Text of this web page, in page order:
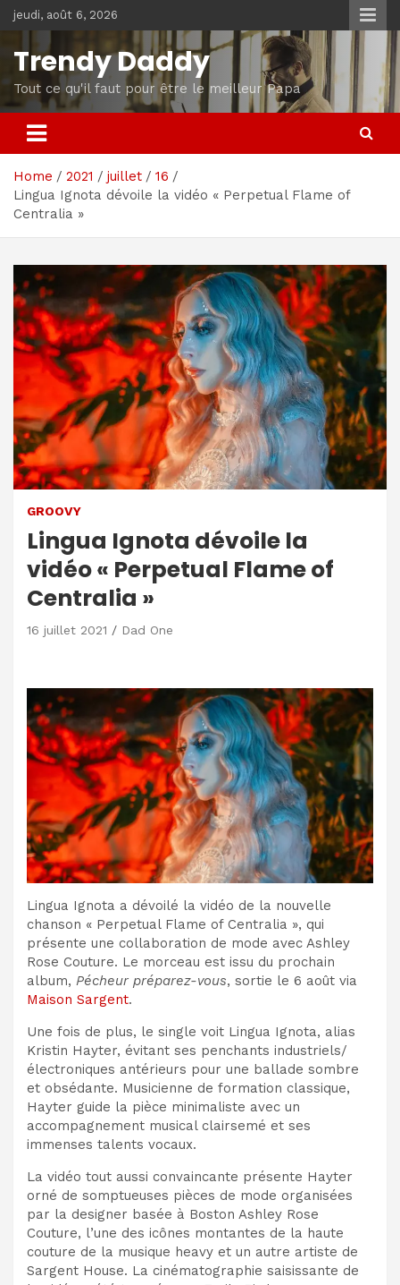
Skip
to
content
jeudi, août 6, 2026
Trendy Daddy
Tout ce qu'il faut pour être le meilleur Papa
Home 2021 juillet
16
Lingua Ignota dévoile la vidéo « Perpetual Flame of
Centralia »
GROOVY
Lingua Ignota dévoile la
vidéo « Perpetual Flame of
Centralia »
16 juillet 2021 Dad One
Lingua Ignota a dévoilé la vidéo de la nouvelle
chanson « Perpetual Flame of Centralia », qui
présente une collaboration de mode avec Ashley
Rose Couture. Le morceau est issu du prochain
album, Pécheur préparez-vous, sortie le 6 août via
Maison Sargent.
Une fois de plus, le single voit Lingua Ignota, alias
Kristin Hayter, évitant ses penchants industriels/
électroniques antérieurs pour une ballade sombre
et obsédante. Musicienne de formation classique,
Hayter guide la pièce minimaliste avec un
accompagnement musical clairsemé et ses
immenses talents vocaux.
La vidéo tout aussi convaincante présente Hayter
orné de somptueuses pièces de mode organisées
par la designer basée à Boston Ashley Rose
Couture, l’une des icônes montantes de la haute
couture de la musique heavy et un autre artiste de
Sargent House. La cinématographie saisissante de